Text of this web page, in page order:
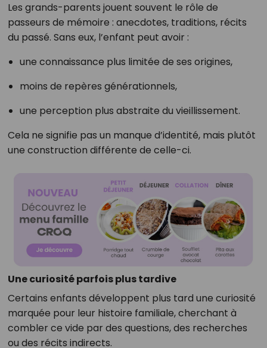
Les grands-parents jouent souvent le rôle de
passeurs de mémoire : anecdotes, traditions, récits
du passé. Sans eux, l’enfant peut avoir :
une connaissance plus limitée de ses origines,
moins de repères générationnels,
une perception plus abstraite du vieillissement.
Cela ne signifie pas un manque d’identité, mais plutôt
une construction différente de celle-ci.
Une curiosité parfois plus tardive
Certains enfants développent plus tard une curiosité
marquée pour leur histoire familiale, cherchant à
combler ce vide par des questions, des recherches
ou des récits indirects.